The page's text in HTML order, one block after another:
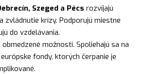
Szeged a Pécs rozvíjajú
zvládnutie krízy. Podporujú miestne
do vzdelávania.
možnosti. Spoliehajú sa na
fondy, ktorých čerpanie je